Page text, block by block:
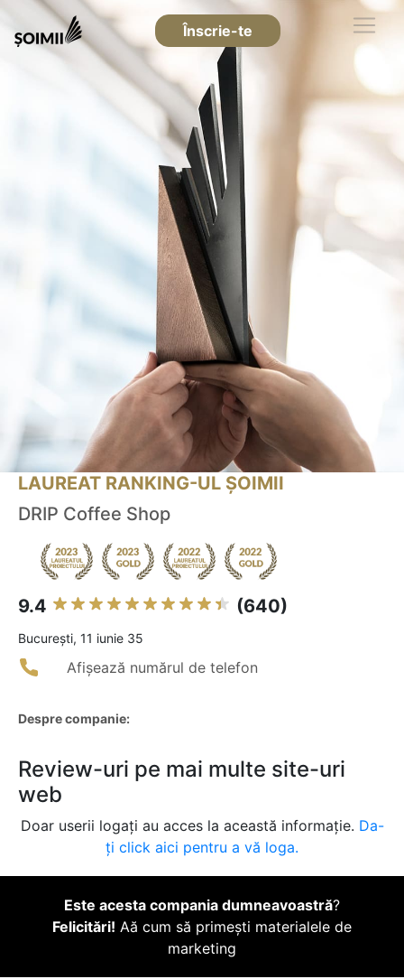
Înscrie-te
LAUREAT RANKING-UL ȘOIMII
DRIP Coffee Shop
9.4 (640)
Bucureşti, 11 iunie 35
Afișează numărul de telefon
Despre companie:
Review-uri pe mai multe site-uri
web
Doar userii logați au acces la această informație. Da-
ți click aici pentru a vă loga.
Este acesta compania dumneavoastră?
Felicitări! Aă cum să primești materialele de
marketing